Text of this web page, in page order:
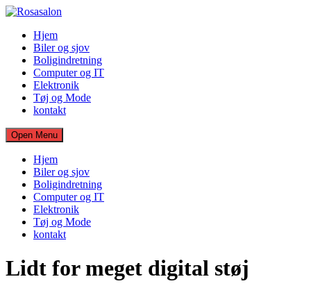
Skip
contentHjem
Biler og sjov
Boligindretning
Computer og IT
Elektronik
Tøj og Mode
kontakt
Open Menu
Hjem
Biler og sjov
Boligindretning
Computer og IT
Elektronik
Tøj og Mode
kontakt
Lidt for meget digital støj